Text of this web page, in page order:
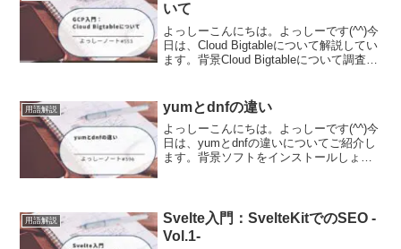
いて
よっしーこんにちは。よっしーです(^^)今
日は、Cloud Bigtableについて解説してい
ます。背景Cloud Bigtableについて調査す
Bigtable...
用語解説 yumとdnfの違い
よっしーこんにちは。よっしーです(^^)今
日は、yumとdnfの違いについてご紹介し
ます。背景ソフトをインストールしょう
R...
用語解説
Svelte入門：SvelteKitでのSEO -
Vol.1-